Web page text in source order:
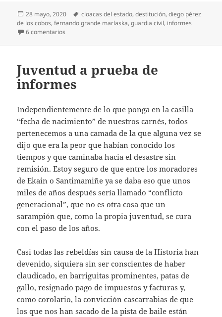
Publicado
el
28 mayo, 2020 Etiquetas
cloacas del estado,destitución,diego pérez
de los cobos,fernando grande marlaska,guardia civil, informes
6 comentarios
Juventud a prueba de
informes
Independientemente de lo que ponga en la casilla
“fecha de nacimiento” de nuestros carnés, todos
pertenecemos a una camada de la que alguna vez se
dijo que era la peor que habían conocido los
tiempos y que caminaba hacia el desastre sin
remisión. Estoy seguro de que entre los moradores
de Ekain o Santimamiñe ya se daba eso que unos
miles de años después sería llamado “conflicto
generacional”, que no es otra cosa que un
sarampión que, como la propia juventud, se cura
con el paso de los años.
Casi todas las rebeldías sin causa de la Historia han
devenido, siquiera sin ser conscientes de haber
claudicado, en barriguitas prominentes, patas de
gallo, resignado pago de impuestos y facturas y,
como corolario, la convicción cascarrabias de que
los que nos han sacado de la pista de baile están